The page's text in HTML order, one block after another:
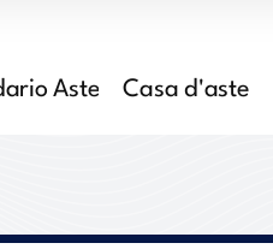
Aste Casa d'aste